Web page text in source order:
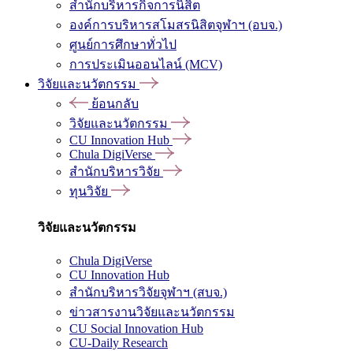
สำนักบริหารกิจการนิสิต
องค์การบริหารสโมสรนิสิตจุฬาฯ (อบจ.)
ศูนย์การศึกษาทั่วไป
การประเมินออนไลน์ (MCV)
วิจัยและนวัตกรรม
ย้อนกลับ
วิจัยและนวัตกรรม
CU Innovation Hub
Chula DigiVerse
สำนักบริหารวิจัย
ทุนวิจัย
วิจัยและนวัตกรรม
Chula DigiVerse
CU Innovation Hub
สำนักบริหารวิจัยจุฬาฯ (สบจ.)
ข่าวสารงานวิจัยและนวัตกรรม
CU Social Innovation Hub
CU-Daily Research